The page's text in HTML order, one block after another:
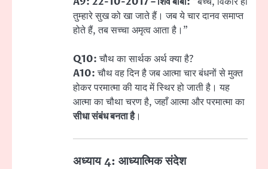
तुम्हारे सुख को खा जाते हैं। जब ये चार दानव समाप्त
होते हैं, तब सच्चा अमृत्व आता है।”
Q10:चौथ का सार्थक अर्थ क्या है?
A10:चौथ वह दिन है जब आत्मा चार बंधनों से मुक्त
होकर परमात्मा की याद में स्थिर हो जाती है। यह
आत्मा का चौथा चरण है, जहाँ आत्मा और परमात्मा का
सीधा संबंध बनता है।
अध्याय 4: आध्यात्मिक संदेश